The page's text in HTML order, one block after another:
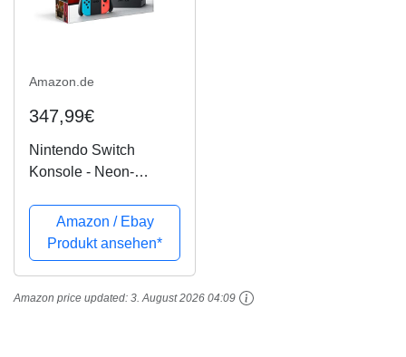
Amazon.de
347,99€
Nintendo Switch
Konsole - Neon-
Edition)Amazon / Ebay
Produkt ansehen*
Amazon price updated: 3. August 2026 04:09